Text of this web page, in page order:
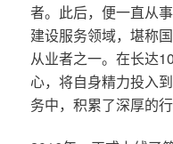
者。此后，便一直从
建设服务领域，堪称
从业者之一。在长达
心，将自身精力投入
务中，积累了深厚的